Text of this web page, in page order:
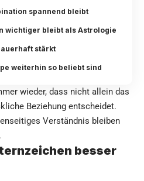
spannend bleibt
wichtiger bleibt als Astrologie
stärkt
weiterhin so beliebt sind
wieder, dass nicht allein das
Beziehung entscheidet.
Verständnis bleiben
besser